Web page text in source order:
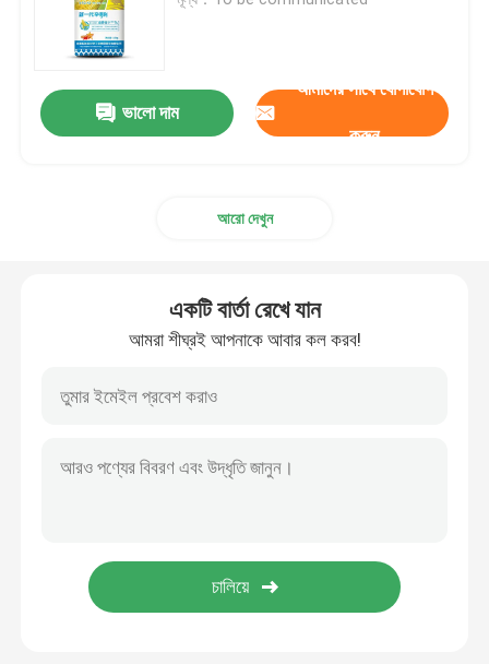
নাইট্রোজেন পটাসিয়াম সার
যৌগিক সার
অটোমোটিভ গ্রেড ইউরিয়া
পিওএম প্লাস্টিক
ভালো দাম
আমাদের সাথে যোগাযোগ
করুন
আরো দেখুন
একটি বার্তা রেখে যান
আমরা শীঘ্রই আপনাকে আবার কল করব!